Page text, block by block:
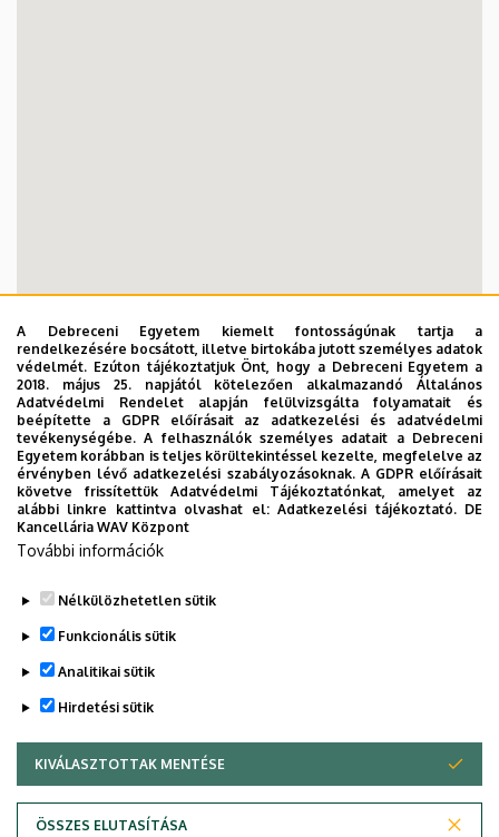
A Debreceni Egyetem kiemelt fontosságúnak tartja a
rendelkezésére bocsátott, illetve birtokába jutott személyes adatok
védelmét. Ezúton tájékoztatjuk Önt, hogy a Debreceni Egyetem a
2018. május 25. napjától kötelezően alkalmazandó Általános
Adatvédelmi Rendelet alapján felülvizsgálta folyamatait és
beépítette a GDPR előírásait az adatkezelési és adatvédelmi
tevékenységébe. A felhasználók személyes adatait a Debreceni
Egyetem korábban is teljes körültekintéssel kezelte, megfelelve az
érvényben lévő adatkezelési szabályozásoknak. A GDPR előírásait
követve frissítettük Adatvédelmi Tájékoztatónkat, amelyet az
alábbi linkre kattintva olvashat el:Adatkezelési tájékoztató. DE
Kancellária WAV Központ
További információk
Nélkülözhetetlen sütik
Funkcionális sütik
Analitikai sütik
Hirdetési sütik
KIVÁLASZTOTTAK MENTÉSE
ÖSSZES ELUTASÍTÁSA
WITHDRAW CONSENT